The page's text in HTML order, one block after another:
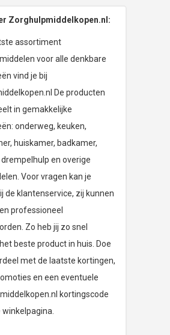
Zorghulpmiddelkopen.nl:
assortiment
voor alle denkbare
vind je bij
De producten
in gemakkelijke
onderweg, keuken,
huiskamer, badkamer,
en overige
Voor vragen kan je
de klantenservice, zij kunnen
professioneel
Zo heb jij zo snel
beste product in huis. Doe
met de laatste kortingen,
en een eventuele
kortingscode
winkelpagina.